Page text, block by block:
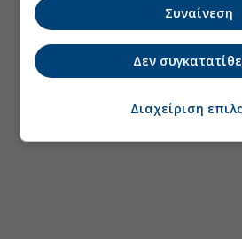
Συναίνεση
Δεν
Διαχείριση